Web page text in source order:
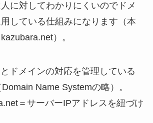
に対してわかりにくいのでドメ
している仕組みになります（本
）。
ドメインの対応を管理している
Name Systemの略）。
＝サーバーIPアドレスを紐づけ